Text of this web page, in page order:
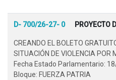
D- 700/26-27- 0 PROYECTO
CREANDO EL BOLETO
SITUACIÓN DE VIOLENCIA POR
Fecha Estado Parlamentario:
Bloque: FUERZA PATRIA